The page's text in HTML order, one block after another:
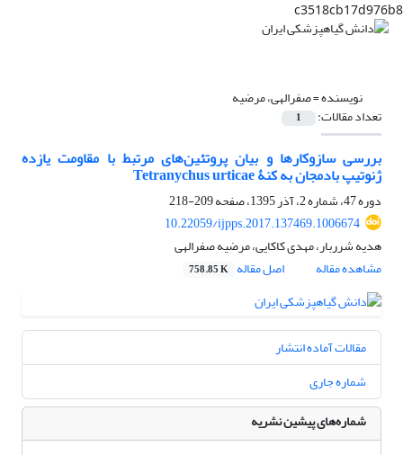
c3518cb17d976b8
نویسنده =صفرالهی، مرضیه
تعداد مقالات: 1
بررسی سازوکارها و بیان پروتئین‌های مرتبط با مقاومت یازده
ژنوتیپ بادمجان به کنۀ Tetranychus urticae
دوره 47، شماره 2، آذر 1395، صفحه
209-218
10.22059/ijpps.2017.137469.1006674
هدیه شرربار، مهدی کاکایی، مرضیه صفرالهی
مشاهده مقاله
اصل مقاله 758.85 K
مقالات آماده انتشار
شماره جاری
شماره‌های پیشین نشریه